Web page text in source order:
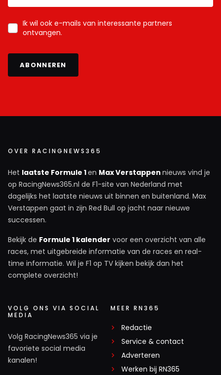
Ik wil ook e-mails van interessante partners
ontvangen.
ABONNEREN
OVER RACINGNEWS365
Het laatste Formule 1en Max Verstappen nieuws vind je
op RacingNews365.nl de F1-site van Nederland met
dagelijks het laatste nieuws uit binnen en buitenland. Max
Verstappen gaat in zijn Red Bull op jacht naar nieuwe
successen.
Bekijk de Formule 1 kalender voor een overzicht van alle
races, met uitgebreide informatie van de races en real-
time informatie. Wil je F1 op TV kijken bekijk dan het
complete overzicht!
VOLG ONS VIA SOCIAL
MEDIA
Volg RacingNews365 via je
favoriete social media
kanalen!
MEER RN365
Redactie
Service & contact
Adverteren
Werken bij RN365